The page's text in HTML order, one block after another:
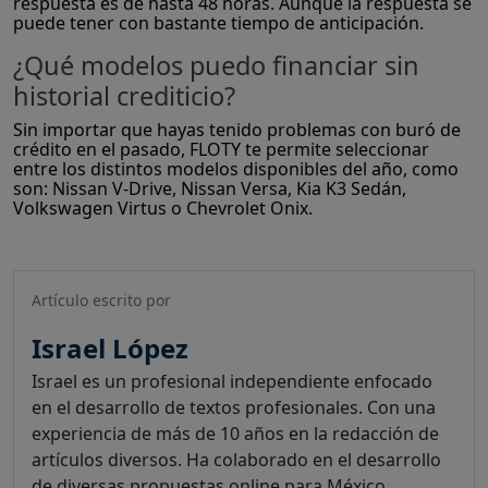
puede tener con bastante tiempo de anticipación.
¿Qué modelos puedo financiar sin
historial crediticio?
Sin importar que hayas tenido problemas con buró de
crédito en el pasado, FLOTY te permite seleccionar
entre los distintos modelos disponibles del año, como
son: Nissan V-Drive, Nissan Versa, Kia K3 Sedán,
Volkswagen Virtus o Chevrolet Onix.
Artículo escrito por
Israel López
Israel es un profesional independiente enfocado
en el desarrollo de textos profesionales. Con una
experiencia de más de 10 años en la redacción de
artículos diversos. Ha colaborado en el desarrollo